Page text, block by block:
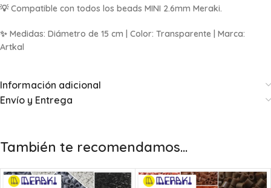
💡 Compatible con todos los beads MINI 2.6mm Meraki.
✨ Medidas: Diámetro de 15 cm | Color: Transparente | Marca:
Artkal
Información adicional
Envío y Entrega
También te recomendamos…